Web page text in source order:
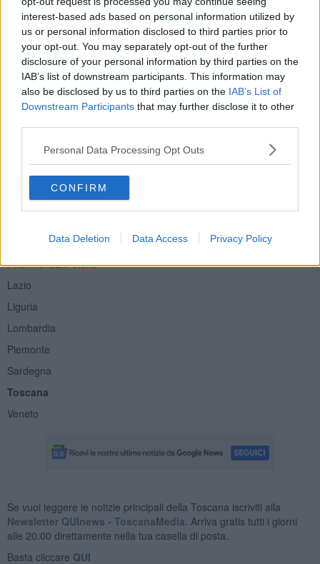
interest-based ads based on personal information utilized by
us or personal information disclosed to third parties prior to
your opt-out. You may separately opt-out of the further
disclosure of your personal information by third parties on the
IAB’s list of downstream participants. This information may
also be disclosed by us to third parties on the IAB’s List of
Downstream Participants that may further disclose it to other
Personal Data Processing Opt Outs
CONFIRM
Data Deletion Data Access Privacy Policy
dovrà avereun’ottima conoscenza del pacchetto Officee avrà
l’opportunità di essere coinvolto in percorsi di formazione e sviluppo
professionale".
Virtual Recruiting Day
"Se vuoi approfondire i contenuti del ruolo e dell’offerta di Poste
Italiane e rivolgere le tue domande direttamente ai recruiter,
inserisci la tua candidatura e, in relazione alle specifiche esigenze
aziendali, potrai essere contattato per partecipare ad un Virtual
Recruiting Day, evento online di presentazione dell’Azienda.
L’iter selettivoinizierà nei giorni a seguire l’evento e, in caso di
contratto da dipendente ed essere coinvolto in percorsi di
formazione e sviluppo professionale.
Emilia-Romagna
Friuli Venezia Giulia
Lazio
Liguria
Lombardia
Piemonte
Sardegna
Toscana
Veneto
Se vuoi leggere le notizie principali della Toscana iscriviti alla
Newsletter QUInews - ToscanaMedia. Arriva gratis tutti i giorni
alle 20:00 direttamente nella tua casella di posta.
Basta cliccare QUI